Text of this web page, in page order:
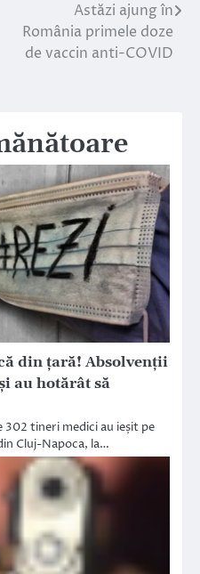
Astăzi ajung în
România primele doze
de vaccin anti-COVID
din țară! Absolvenții
au hotărât să
302 tineri medici au ieșit pe
Cluj-Napoca, la…